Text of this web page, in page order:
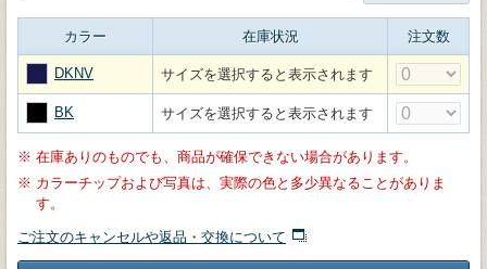
カラー 在庫状況 注文数
DKNV サイズを選択すると表示されます
BK サイズを選択すると表示されます
※ 在庫ありのものでも、商品が確保できない場合があります。
※ カラーチップおよび写真は、実際の色と多少異なることがありま
す。
ご注文のキャンセルや返品・交換について